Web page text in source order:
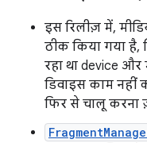
इस रिलीज़ में,
ठीक किया गया है,
रहा था device
डिवाइस काम
फिर से चालू करना